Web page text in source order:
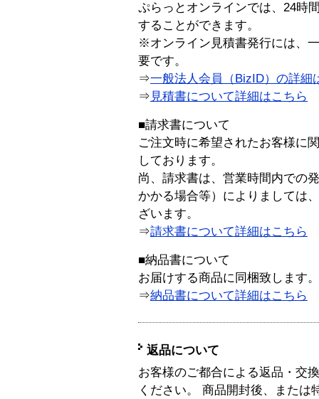
ぷらっとオンラインでは、24時
することができます。
※オンライン見積書発行には、
要です。
⇒一般法人会員（BizID）の詳細
⇒ 見積書について詳細はこちら
■請求書について
ご注文時に希望されたお客様に
しております。
尚、請求書は、営業時間内での
かかる場合等）によりましては
ざいます。
⇒請求書について詳細はこちら
■納品書について
お届けする商品に同梱致します。
⇒納品書について詳細はこちら
返品について
お客様のご都合による返品・交
ください。 商品開封後、または